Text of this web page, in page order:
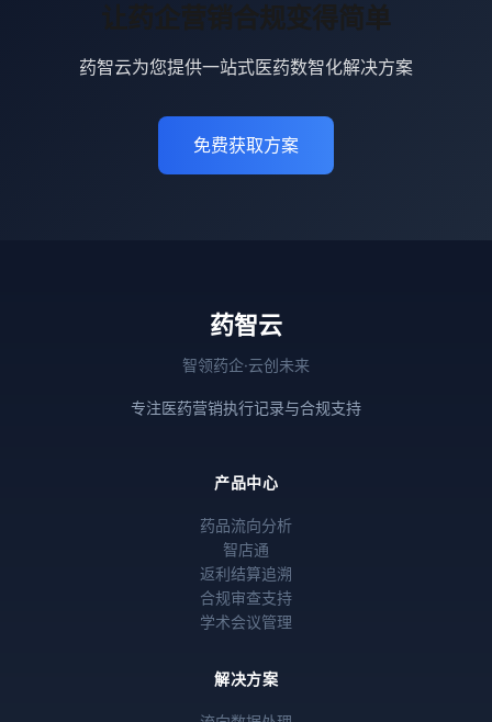
让药企营销合规变得简单
药智云为您提供一站式医药数智化解决方案
免费获取方案
药智云
智领药企·云创未来
专注医药营销执行记录与合规支持
产品中心
药品流向分析
智店通
返利结算追溯
合规审查支持
学术会议管理
解决方案